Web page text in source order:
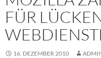
FÜR
16. DEZEMBER 2010